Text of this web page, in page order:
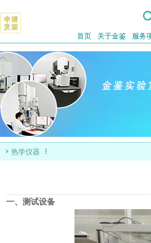
首页 关于金鉴 服务
热学仪器 
一、测试设备